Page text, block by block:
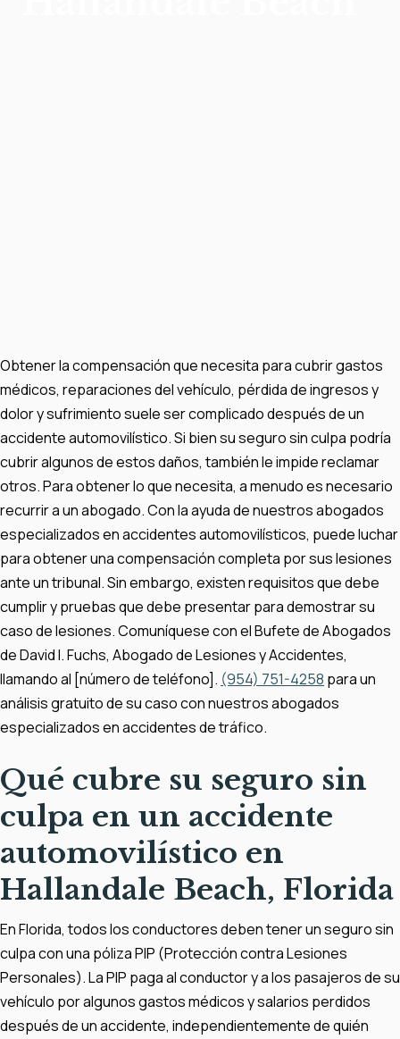
Obtener la compensación que necesita para cubrir gastos
médicos, reparaciones del vehículo, pérdida de ingresos y
dolor y sufrimiento suele ser complicado después de un
accidente automovilístico. Si bien su seguro sin culpa podría
cubrir algunos de estos daños, también le impide reclamar
otros. Para obtener lo que necesita, a menudo es necesario
recurrir a un abogado. Con la ayuda de nuestros abogados
especializados en accidentes automovilísticos, puede luchar
para obtener una compensación completa por sus lesiones
ante un tribunal. Sin embargo, existen requisitos que debe
cumplir y pruebas que debe presentar para demostrar su
caso de lesiones. Comuníquese con el Bufete de Abogados
de David I. Fuchs, Abogado de Lesiones y Accidentes,
llamando al [número de teléfono]. (954) 751-4258 para un
análisis gratuito de su caso con nuestros abogados
especializados en accidentes de tráfico.
Qué cubre su seguro sin
culpa en un accidente
automovilístico en
Hallandale Beach, Florida
En Florida, todos los conductores deben tener un seguro sin
culpa con una póliza PIP (Protección contra Lesiones
Personales). La PIP paga al conductor y a los pasajeros de su
vehículo por algunos gastos médicos y salarios perdidos
después de un accidente, independientemente de quién